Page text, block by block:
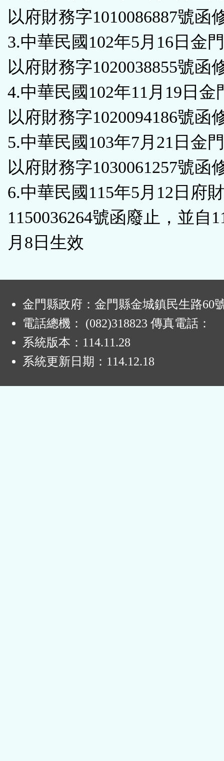
以府財務字1010086887號函
3.中華民國102年5月16日金
以府財務字1020038855號函
4.中華民國102年11月19日金
以府財務字1020094186號函
5.中華民國103年7月21日金
以府財務字1030061257號函
6.中華民國115年5月12日府
1150036264號函廢止，並自
月8日生效
金門縣政府：金門縣金城鎮民生路60
電話總機： (082)318823 傳真電話：
系統版本： 114.11.28
系統更新日期： 114.12.18